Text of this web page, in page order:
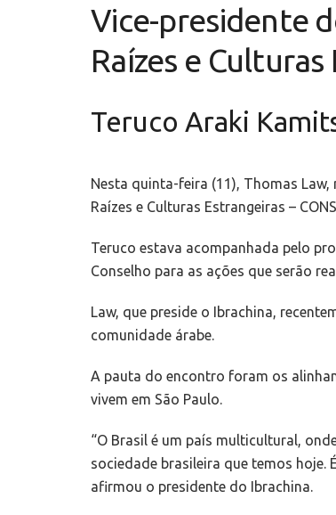
Vice-presidente
Raízes e
Teruco Araki
Nesta quinta-feira (11), Thomas
Raízes e Culturas Estrangeiras –
Teruco estava acompanhada pelo
Conselho para as ações que serão
Law, que preside o Ibrachina,
comunidade árabe.
A pauta do encontro foram os
vivem em São Paulo.
“O Brasil é um país multicultural,
sociedade brasileira que temos hoje.
afirmou o presidente do Ibrachina.